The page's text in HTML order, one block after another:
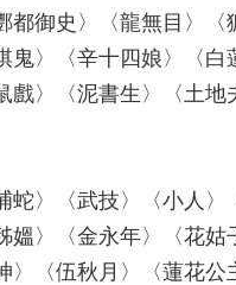
都御史〉〈龍無目〉
鬼〉〈辛十四娘〉〈
〉〈泥書生〉〈土地
蛇〉〈武技〉〈小人
〉〈金永年〉〈花
〉〈伍秋月〉〈蓮花